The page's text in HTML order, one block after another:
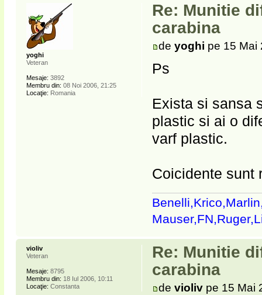
Re: Munitie
carabina
deyoghi pe 15 Mai
Ps
Exista si sansa
plastic si ai o
varf plastic.
Coicidente sunt
yoghi
Veteran
Mesaje: 3892
Membru din: 08 Noi 2006, 21:25
Locaţie: Romania
Re: Munitie
carabina
devioliv pe 15 Mai
violiv
Veteran
Mesaje: 8795
Membru din: 18 Iul 2006, 10:11
Locaţie: Constanta